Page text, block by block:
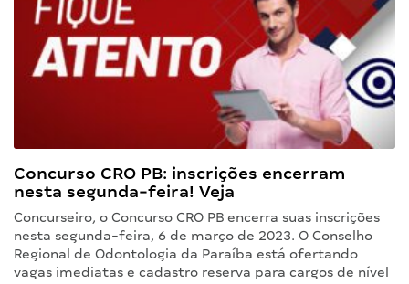
Concurso CRO PB: inscrições encerram
nesta segunda-feira! Veja
Concurseiro, o Concurso CRO PB encerra suas inscrições
nesta segunda-feira, 6 de março de 2023. O Conselho
Regional de Odontologia da Paraíba está ofertando
vagas imediatas e cadastro reserva para cargos de nível